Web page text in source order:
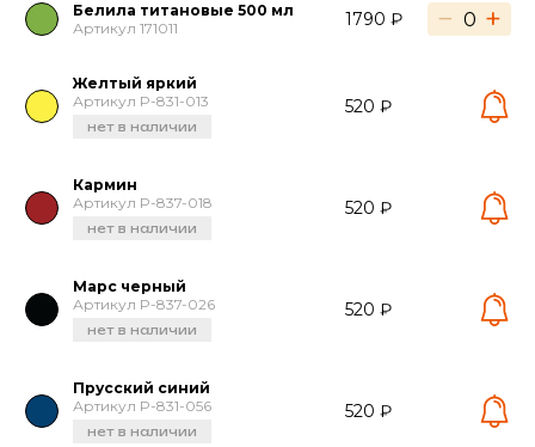
Белила титановые 500 мл
Артикул 171011
1790 ₽ − +
Желтый яркий
Артикул P-831-013
нет в наличии
520 ₽
Кармин
Артикул P-837-018
нет в наличии
520 ₽
Марс черный
Артикул P-837-026
нет в наличии
520 ₽
Прусский синий
Артикул P-831-056
нет в наличии
520 ₽